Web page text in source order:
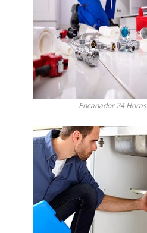
Encanador 24 Horas